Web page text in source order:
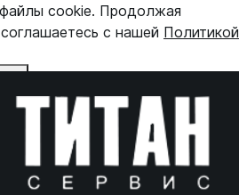
cookie. Продолжая
с нашей Политикой